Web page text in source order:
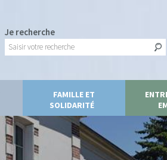
Je recherche
FAMILLE ET
SOLIDARITÉ